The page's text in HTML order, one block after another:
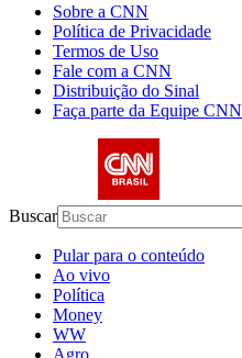
Sobre a CNN
Política de Privacidade
Termos de Uso
Fale com a CNN
Distribuição do Sinal
Faça parte da Equipe CNN
Buscar
Pular para o conteúdo
Ao vivo
Política
Money
WW
Agro